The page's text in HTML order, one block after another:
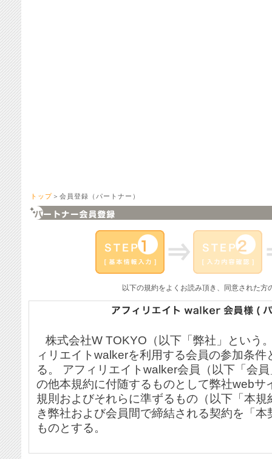
トップ ＞会員登録（パートナー）
以下の規約をよくお読み頂き、同意された方